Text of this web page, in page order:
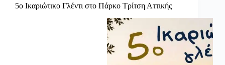
5ο Ικαριώτικο Γλέντι στο Πάρκο Τρίτση Αττικής